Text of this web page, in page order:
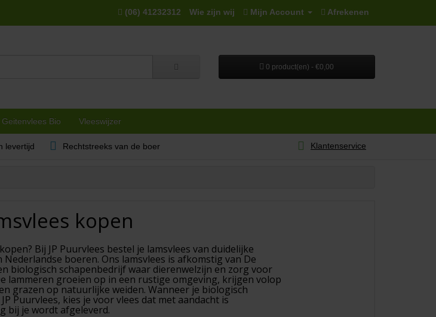
(06) 41232312 Wie zijn wij Mijn Account Afrekenen
0 product(en) - €0,00
Geitenvlees Bio Vleeswijzer
levertijd Rechtstreeks van de boer Klantenservice
kopen
Bij JP Puurvlees bestel je lamsvlees van duidelijke
boeren. Ons lamsvlees is afkomstig van De
biologisch schapenbedrijf waar dierenwelzijn en zorg voor
lammeren groeien op in een rustige omgeving, krijgen volop
grazen op natuurlijke weiden. Wanneer je biologisch
Puurvlees, kies je voor vlees dat met aandacht is
bij je wordt afgeleverd.